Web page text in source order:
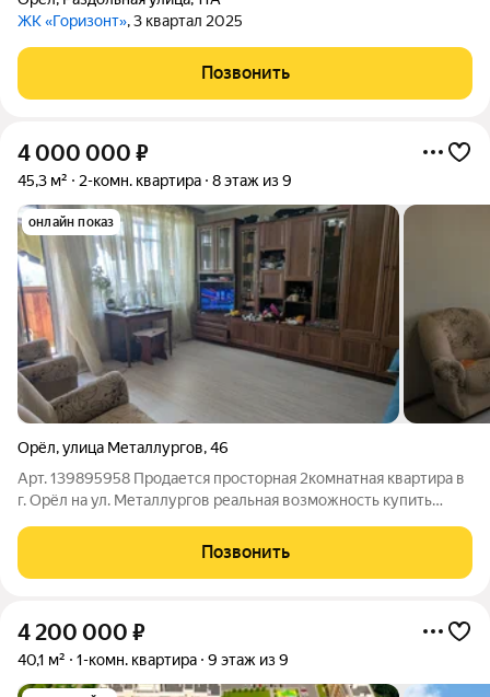
ЖК «Горизонт», 3 квартал 2025
Позвонить
4 000 000 ₽
45,3 м² 2-комн. квартира 8 этаж из 9
онлайн показ
Орёл,улица Металлургов,46
Арт. 139895958 Продается просторная 2комнатная квартира в
г. Орёл на ул. Металлургов реальная возможность купить
продажа, документы готовы: сделка пройдет достаточно
быстро, возможна ипотека на
Позвонить
4 200 000 ₽
40,1 м² 1-комн. квартира 9 этаж из 9